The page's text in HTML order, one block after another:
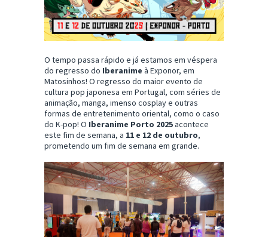
O tempo passa rápido e já estamos em véspera
do regresso do Iberanime à Exponor, em
Matosinhos! O regresso do maior evento de
cultura pop japonesa em Portugal, com séries de
animação, manga, imenso cosplay e outras
formas de entretenimento oriental, como o caso
do K-pop! O Iberanime Porto 2025acontece
este fim de semana, a 11 e 12 de outubro,
prometendo um fim de semana em grande.